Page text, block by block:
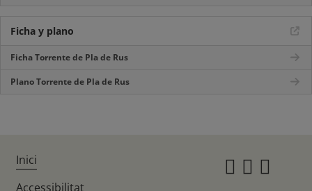
Ficha y plano
Ficha Torrente de Pla de Rus
Plano Torrente de Pla de Rus
Inici
Accessibilitat